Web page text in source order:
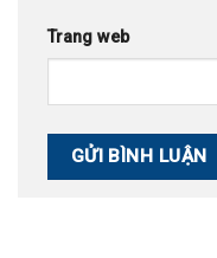
Trang web